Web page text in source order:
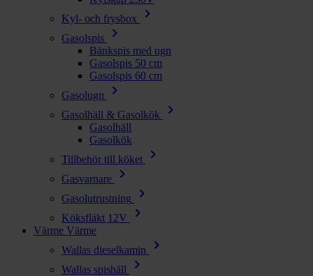
Kyl- och frysbox
chevron_right
Gasolspis chevron_right
Bänkspis med ugn
Gasolspis 50 cm
Gasolspis 60 cm
Gasolugn
chevron_right
Gasolhäll & Gasolkök chevron_right
Gasolhäll
Gasolkök
Tillbehör till köket
chevron_right
Gasvarnare chevron_right
Gasolutrustning chevron_right
Köksfläkt 12V chevron_right
Värme Värme
Wallas dieselkamin
chevron_right
Wallas spishäll chevron_right